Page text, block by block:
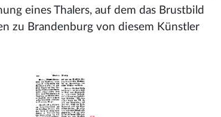
eines Thalers, auf dem das Brustbild
zu Brandenburg von diesem Künstler